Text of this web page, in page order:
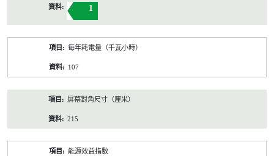
1
每年耗電量（千瓦小時）
107
屏幕對角尺寸（厘米）
215
能源效益指數